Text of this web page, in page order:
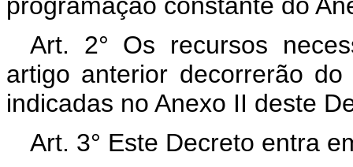
Art. 2° Os recursos
artigo anterior decorrerão
indicadas no Anexo II deste
Art. 3° Este Decreto entra